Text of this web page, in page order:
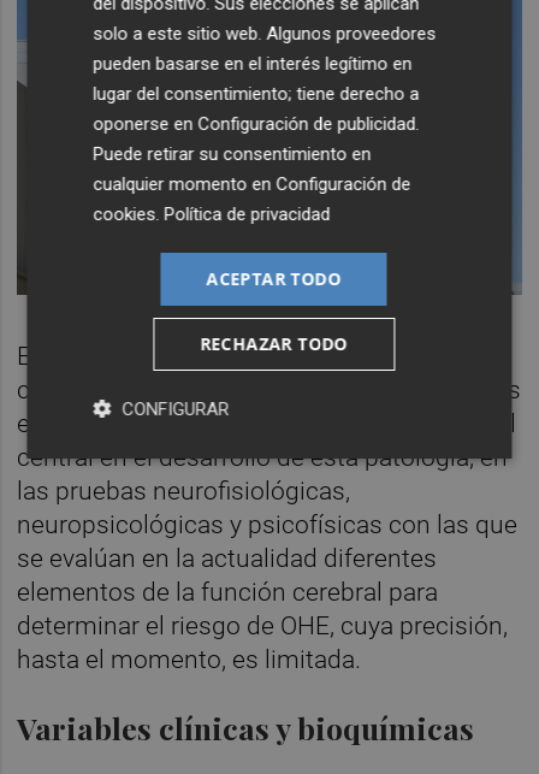
El objetivo de este estudio era tener en
cuenta el papel de la hiperamonemia (niveles
elevados de amonio en sangre), por su papel
central en el desarrollo de esta patología, en
las pruebas neurofisiológicas,
neuropsicológicas y psicofísicas con las que
se evalúan en la actualidad diferentes
elementos de la función cerebral para
determinar el riesgo de OHE, cuya precisión,
hasta el momento, es limitada.
Variables clínicas y bioquímicas
solo a este sitio web. Algunos proveedores
pueden basarse en el interés legítimo en
lugar del consentimiento; tiene derecho a
oponerse enConfiguración de publicidad
Puede retirar su consentimiento en
cualquier momento enConfiguración de
cookies .Política de privacidad
ACEPTAR TODO
RECHAZAR TODO
CONFIGURAR